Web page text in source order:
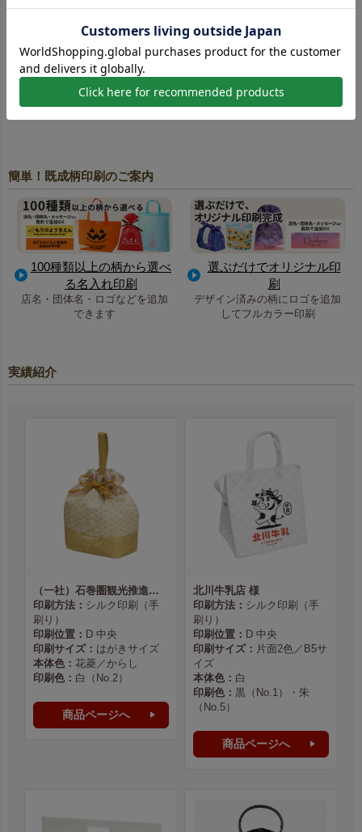
白い不織布に対応した高精細なフルカラー印刷。写真やイ
ラストを美しく再現でき、同人イベントのノベルティにも
高温転写印刷一覧はこちら
簡単！既成柄印刷のご案内
100種類以上の柄から選べ
る名入れ印刷
店名・団体名・ロゴなどを追加
できます
選ぶだけでオリジナル印
刷
デザイン済みの柄にロゴを追加
してフルカラー印刷
実績紹介
（一社）石巻圏観光推進機構様
印刷方法： シルク印刷（手
刷り）
印刷位置： D 中央
印刷サイズ： はがきサイズ
本体色： 花菱／からし
印刷色： 白（No.2）
商品ページへ
北川牛乳店 様
印刷方法： シルク印刷（手
刷り）
印刷位置： D 中央
印刷サイズ： 片面2色／B5サ
イズ
本体色： 白
印刷色： 黒（No.1）・朱
（No.5）
商品ページへ